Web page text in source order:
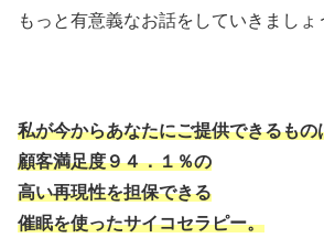
もっと有意義なお話をしていきましょ
私が今からあなたにご提供できるもの
顧客満足度９４．１％の
高い再現性を担保できる
催眠を使ったサイコセラピー。